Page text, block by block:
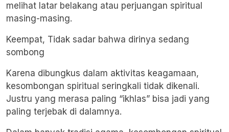
melihat latar belakang atau perjuangan spiritual
masing-masing.
Keempat, Tidak sadar bahwa dirinya sedang
sombong
Karena dibungkus dalam aktivitas keagamaan,
kesombongan spiritual seringkali tidak dikenali.
Justru yang merasa paling “ikhlas” bisa jadi yang
paling terjebak di dalamnya.